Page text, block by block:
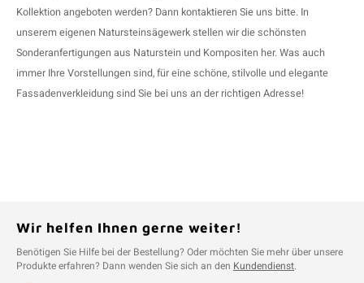
Kollektion angeboten werden? Dann kontaktieren Sie uns bitte. In
unserem eigenen Natursteinsägewerk stellen wir die schönsten
Sonderanfertigungen aus Naturstein und Kompositen her. Was auch
immer Ihre Vorstellungen sind, für eine schöne, stilvolle und elegante
Fassadenverkleidung sind Sie bei uns an der richtigen Adresse!
Wir helfen Ihnen gerne weiter!
Benötigen Sie Hilfe bei der Bestellung? Oder möchten Sie mehr über unsere
Produkte erfahren? Dann wenden Sie sich an den Kundendienst.